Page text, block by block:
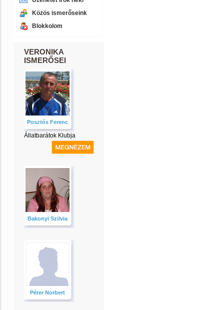
Közös ismerőseink
Blokkolom
VERONIKA
ISMERŐSEI
Posztós Ferenc
Állatbarátok Klubja
Bakonyi Szilvia
Péter Norbert